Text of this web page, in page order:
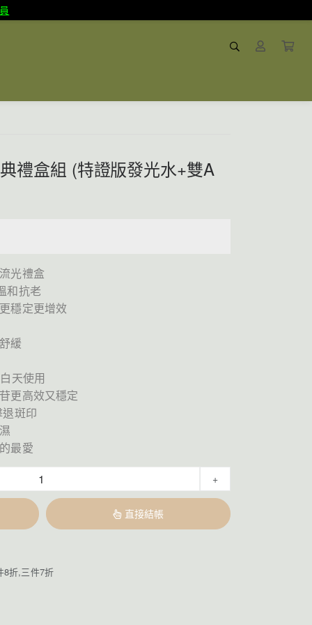
禮盒組 (特證版發光水+雙A
光禮盒
和抗老
穩定更增效
緩
天使用
更高效又穩定
斑印
最愛
+
直接結帳
8折,三件7折